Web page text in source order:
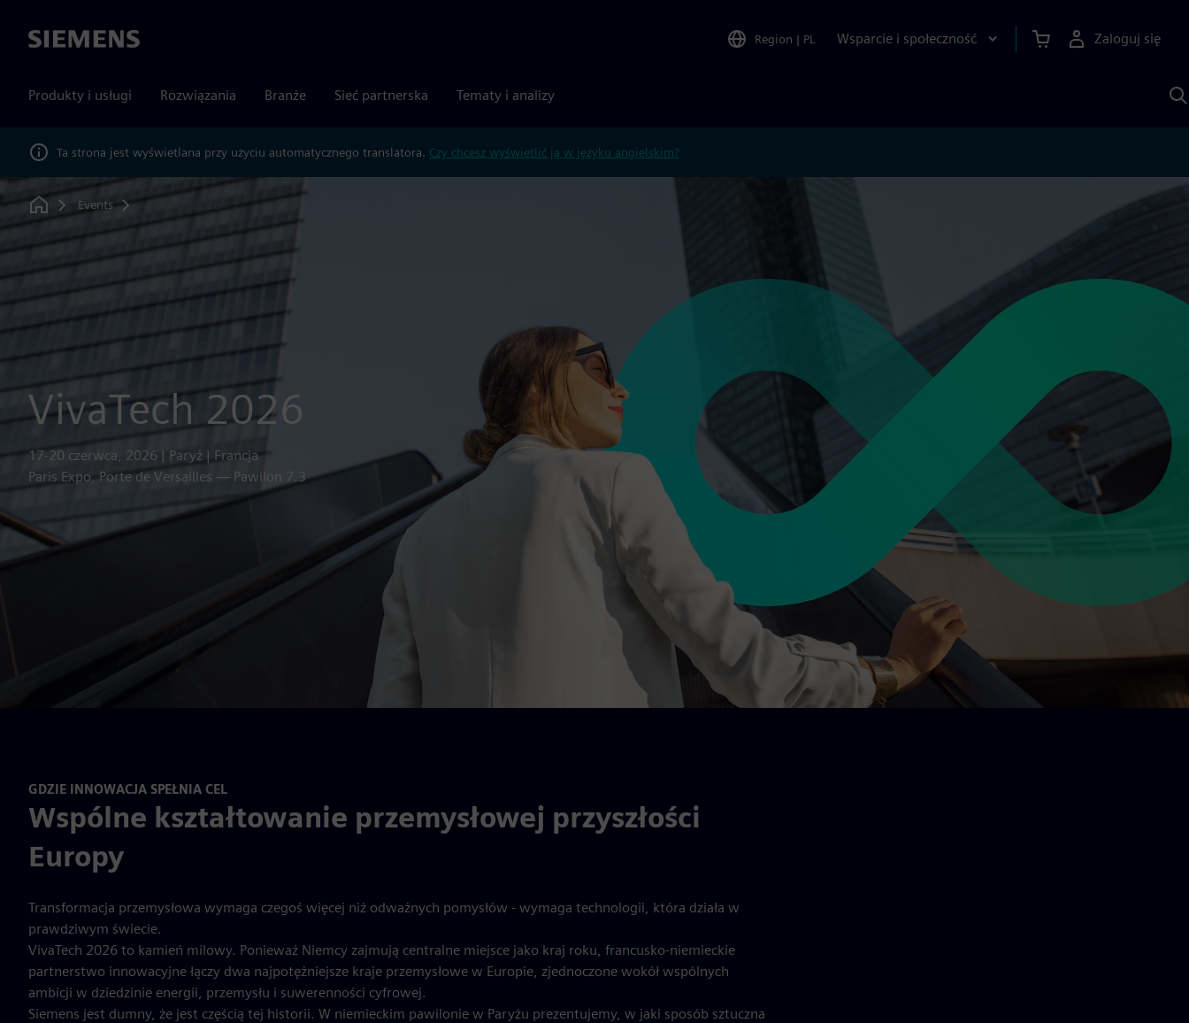
Siemens Region | PL Wsparcie i społeczność Zaloguj się
Produkty i usługi Rozwiązania Branże Sieć partnerska Tematy i analizy
Ta strona jest wyświetlana przy użyciu automatycznego translatora. Czy chcesz wyświetlić ją w języku angielskim?
Home
Events VivaTech 2026
VivaTech 2026
17-20 czerwca, 2026 | Paryż | Francja
Paris Expo, Porte de Versailles — Pawilon 7.3
GDZIE INNOWACJA SPEŁNIA CEL
Wspólne kształtowanie przemysłowej przyszłości
Europy
Transformacja przemysłowa wymaga czegoś więcej niż odważnych pomysłów - wymaga technologii, która działa w
prawdziwym świecie.
VivaTech 2026 to kamień milowy. Ponieważ Niemcy zajmują centralne miejsce jako kraj roku, francusko-niemieckie
partnerstwo innowacyjne łączy dwa najpotężniejsze kraje przemysłowe w Europie, zjednoczone wokół wspólnych
ambicji w dziedzinie energii, przemysłu i suwerenności cyfrowej.
Siemens jest dumny, że jest częścią tej historii. W niemieckim pawilonie w Paryżu prezentujemy, w jaki sposób sztuczna